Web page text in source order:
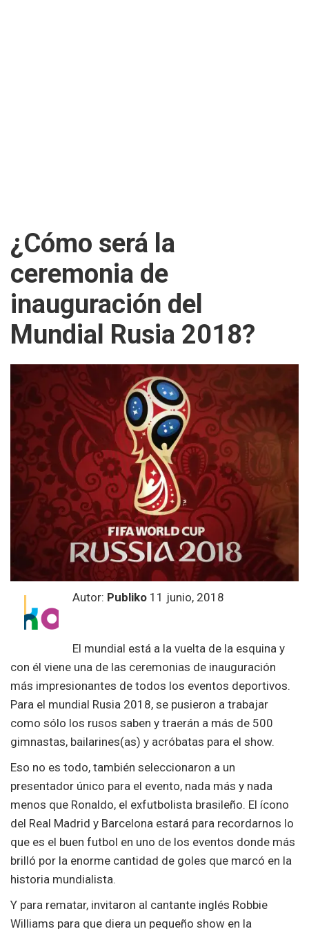
¿Cómo será la
ceremonia de
inauguración del
Mundial Rusia 2018?
Autor: Publiko 11 junio, 2018
El mundial está a la vuelta de la esquina y
con él viene una de las ceremonias de inauguración
más impresionantes de todos los eventos deportivos.
Para el mundial Rusia 2018, se pusieron a trabajar
como sólo los rusos saben y traerán a más de 500
gimnastas, bailarines(as) y acróbatas para el show.
Eso no es todo, también seleccionaron a un
presentador único para el evento, nada más y nada
menos que Ronaldo, el exfutbolista brasileño. El ícono
del Real Madrid y Barcelona estará para recordarnos lo
que es el buen futbol en uno de los eventos donde más
brilló por la enorme cantidad de goles que marcó en la
historia mundialista.
Y para rematar, invitaron al cantante inglés Robbie
Williams para que diera un pequeño show en la